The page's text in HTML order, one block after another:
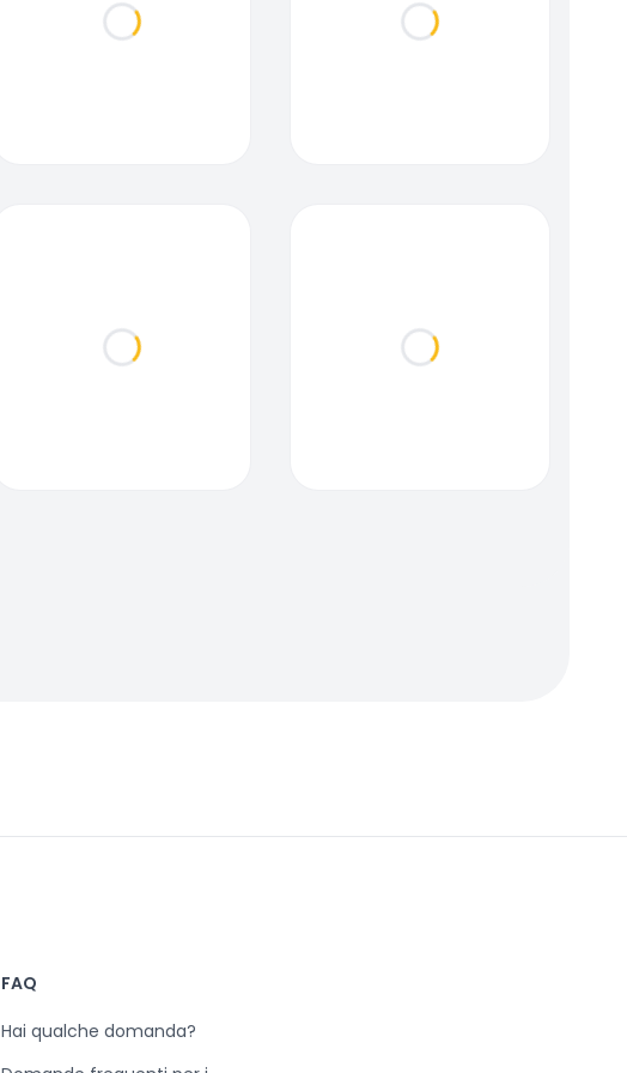
Loading... Loading...
Loading... Loading...
FAQ
Hai qualche domanda?